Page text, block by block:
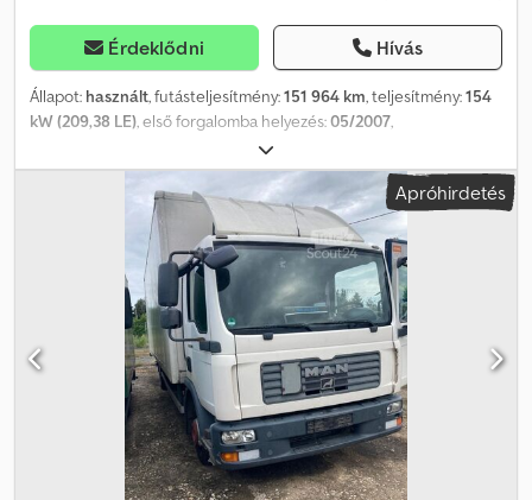
Érdeklődni Hívás
Állapot: használt, futásteljesítmény:151 964 km, teljesítmény:154
kW (209,38 LE), első forgalomba helyezés:05/2007,
, saját tömeg:
teherbírás:1 690 kg, össztömeg:7 490 kg, tengelyelrendezés:4x2,
4 500 mm, következő vizsga (TÜV):12/2026, fékek:
piros , vezetőfülke: egyéb , hajtástípus:
kibocsátási osztály:
Euro 4, felfüggesztés:acél, ülések száma:
rakodótér térfogata:3 m³, raktér hossza: 3 400 mm, rakodótér
2 220 mm , raktérmagasság:400 mm, Felszereltség:
ABS, daru, differenciálzár, fedélzeti számítógép, hidraulika,
tempomat, utánfutó vonófej
, , (DE), MAN TGL 8.210, 3 oldalas
billenőplatós felépítmény daruval. Daru: Hiab 035, 1 hidraulikus
kinyúlás, emelési kapacitás: 1,1 m-nél 2500 kg, 1,5 m-nél 2000 kg, 2,7
m-nél 1400 kg, 3,0 m-nél 1250 kg, 4,3 m-nél 850 kg, DOKA dupla
kabin, 5+1 ülés, károsanyag-kibocsátási osztály: Euro 4,
tengelyelrendezés: 4x2, váltó: automata, laprugós felfüggesztés,
vonófej, karbantartási dokumentáció, tengelytáv: 4,50 m, TÜV
Apróhirdetés